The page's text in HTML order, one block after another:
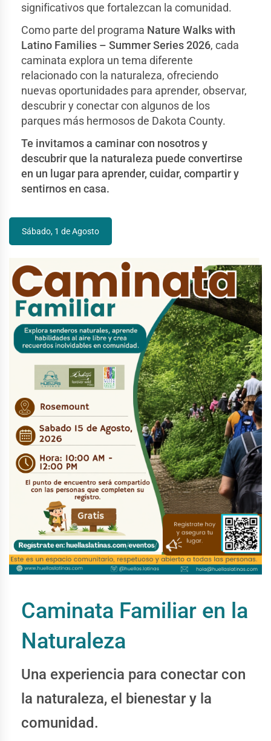
significativos que fortalezcan la comunidad.
Como parte del programa Nature Walks with
Latino Families – Summer Series 2026, cada
caminata explora un tema diferente
relacionado con la naturaleza, ofreciendo
nuevas oportunidades para aprender, observar,
descubrir y conectar con algunos de los
parques más hermosos de Dakota County.
Te invitamos a caminar con nosotros y
descubrir que la naturaleza puede convertirse
en un lugar para aprender, cuidar, compartir y
sentirnos en casa.
Sábado, 1 de Agosto
Caminata Familiar en la
Naturaleza
Una experiencia para conectar con
la naturaleza, el bienestar y la
comunidad.